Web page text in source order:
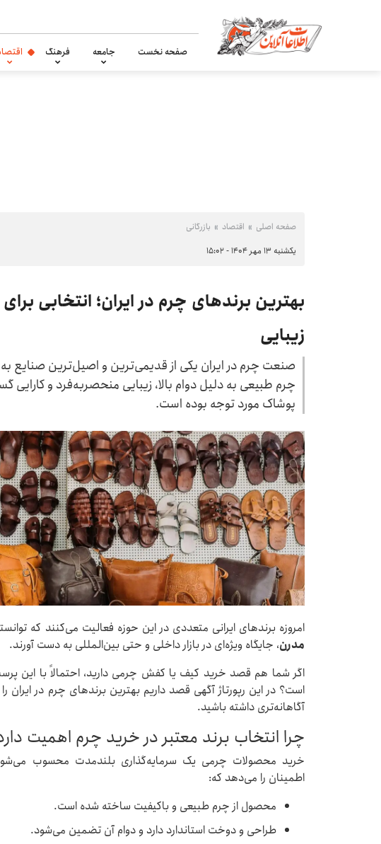
صفحه نخست جامعه فرهنگ
صفحه اصلی اقتصاد بازرگانی
یکشنبه ۱۳ مهر ۱۴۰۴ - ۱۵:۰۲
بهترین برندهای چرم در ایران؛ انتخابی
زیبایی
صنعت چرم در ایران یکی از قدیمی‌ترین و اصیل‌ترین صنایع به
چرم طبیعی به دلیل دوام بالا، زیبایی منحصربه‌فرد و کارایی
پوشاک مورد توجه بوده است.
امروزه برندهای ایرانی متعددی در این حوزه فعالیت می‌کنند که
مدرن، جایگاه ویژه‌ای در بازار داخلی و حتی بین‌المللی به دست آورند.
اگر شما هم قصد خرید کیف یا کفش چرمی دارید، احتمالاً با این
است؟ در این رپورتاژ آگهی قصد داریم بهترین برندهای چرم در
آگاهانه‌تری داشته باشید.
چرا انتخاب برند معتبر در خرید چرم اهمیت
خرید محصولات چرمی یک سرمایه‌گذاری بلندمدت محسوب
اطمینان را می‌دهد که:
محصول از چرم طبیعی و باکیفیت ساخته شده است.
طراحی و دوخت استاندارد دارد و دوام آن تضمین می‌شود.